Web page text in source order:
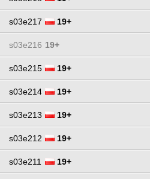
s03e217 19+
s03e216 19+
s03e215 19+
s03e214 19+
s03e213 19+
s03e212 19+
s03e211 19+